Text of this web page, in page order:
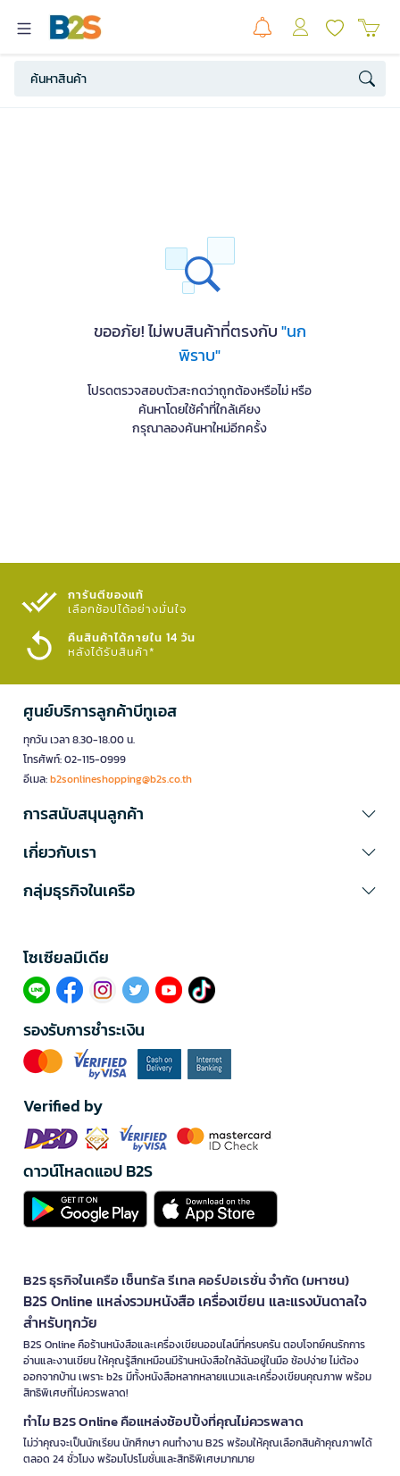
ขออภัย! ไม่พบสินค้าที่ตรงกับ"นก
พิราบ"
โปรดตรวจสอบตัวสะกดว่าถูกต้องหรือไม่ หรือ
ค้นหาโดยใช้คำที่ใกล้เคียง
กรุณาลองค้นหาใหม่อีกครั้ง
การันตีของแท้
เลือกช้อปได้อย่างมั่นใจ​
คืนสินค้าได้ภายใน 14 วัน
หลังได้รับสินค้า*
ศูนย์บริการลูกค้าบีทูเอส
ทุกวัน เวลา 8.30-18.00 น.
โทรศัพท์: 02-115-0999
อีเมล:b2sonlineshopping@b2s.co.th
การสนับสนุนลูกค้า
เกี่ยวกับเรา
กลุ่มธุรกิจในเครือ
โซเซียลมีเดีย​
รองรับการชำระเงิน
Verified by
ดาวน์โหลดแอป B2S
B2S ธุรกิจในเครือ เซ็นทรัล รีเทล คอร์ปอเรชั่น จำกัด (มหาชน)
B2S Online แหล่งรวมหนังสือ เครื่องเขียน และแรงบันดาลใจ
สำหรับทุกวัย
B2S Online คือร้านหนังสือและเครื่องเขียนออนไลน์ที่ครบครัน ตอบโจทย์คนรักการ
อ่านและงานเขียน ให้คุณรู้สึกเหมือนมีร้านหนังสือใกล้ฉันอยู่ในมือ ช้อปง่าย ไม่ต้อง
ออกจากบ้าน เพราะ b2s มีทั้งหนังสือหลากหลายแนวและเครื่องเขียนคุณภาพ พร้อม
สิทธิพิเศษที่ไม่ควรพลาด!
ทำไม B2S Online คือแหล่งช้อปปิ้งที่คุณไม่ควรพลาด
ไม่ว่าคุณจะเป็นนักเรียน นักศึกษา คนทำงาน B2S พร้อมให้คุณเลือกสินค้าคุณภาพได้
ตลอด 24 ชั่วโมง พร้อมโปรโมชั่นและสิทธิพิเศษมากมาย